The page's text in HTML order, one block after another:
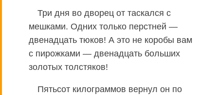
Три дня во дворец от таскался с
мешками. Одних только перстней —
двенадцать тюков! А это не коробы вам
с пирожками — двенадцать больших
золотых толстяков!
Пятьсот килограммов вернул он по